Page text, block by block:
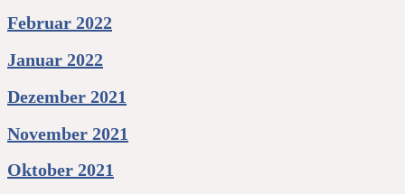
Februar 2022
Januar 2022
Dezember 2021
November 2021
Oktober 2021